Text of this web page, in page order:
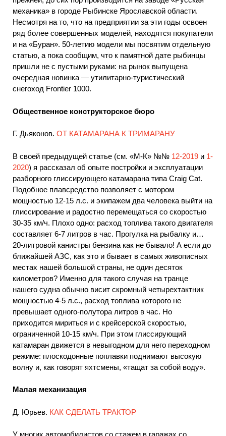
механика» в городе Рыбинске Ярославской области.
Несмотря на то, что на предприятии за эти годы освоен
ряд более совершенных моделей, находятся покупатели
и на «Буран». 50-летию модели мы посвятим отдельную
статью, а пока сообщим, что к памятной дате рыбинцы
пришли не с пустыми руками: на рынок выпущена
очередная новинка — утилитарно-туристический
снегоход Frontier 1000.
Общественное конструкторское бюро
Г. Дьяконов. ОТ КАТАМАРАНА К ТРИМАРАНУ
В своей предыдущей статье (см. «М-К» №№ 12-2019 и 1-
2020) я рассказал об опыте постройки и эксплуатации
разборного глиссирующего катамарана типа Craig Cat.
Подобное плавсредство позволяет с мотором
мощностью 12-15 л.с. и экипажем два человека выйти на
глиссирование и радостно перемещаться со скоростью
30-35 км/ч. Плохо одно: расход топлива такого двигателя
составляет 6-7 литров в час. Прогулка на рыбалку и…
20-литровой канистры бензина как не бывало! А если до
ближайшей АЗС, как это и бывает в самых живописных
местах нашей большой страны, не один десяток
километров? Именно для такого случая на транце
нашего судна обычно висит скромный четырехтактник
мощностью 4-5 л.с., расход топлива которого не
превышает одного-полутора литров в час. Но
приходится мириться и с крейсерской скоростью,
ограниченной 10-15 км/ч. При этом глиссирующий
катамаран движется в невыгодном для него переходном
режиме: плоскодонные поплавки поднимают высокую
волну и, как говорят яхтсмены, «тащат за собой воду».
Малая механизация
Д. Юрьев. КАК СДЕЛАТЬ ТРАКТОР